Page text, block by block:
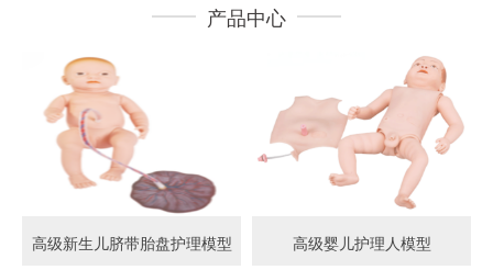
产品中心
高级新生儿脐带胎盘护理模型 高级婴儿护理人模型